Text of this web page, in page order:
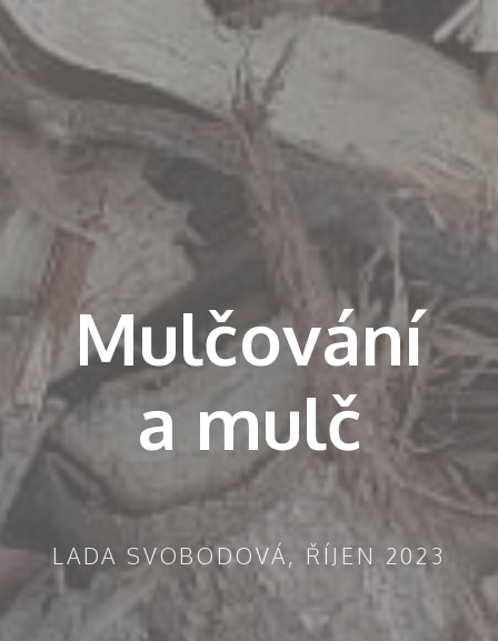
Mulčování
a mulč
LADA SVOBODOVÁ, ŘÍJEN 2023